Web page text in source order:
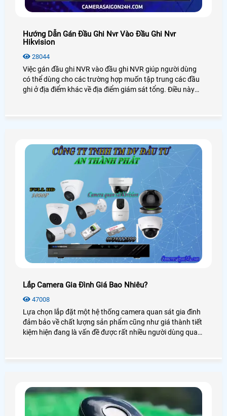
Hướng Dẫn Gán Đầu Ghi Nvr Vào Đầu Ghi Nvr
Hikvision
28044
Việc gán đầu ghi NVR vào đầu ghi NVR giúp người dùng
có thể dùng cho các trường hợp muốn tập trung các đầu
ghi ở địa điểm khác về địa điểm giám sát tổng. Điều này
Lắp Camera Gia Đình Giá Bao Nhiêu?
47008
Lựa chọn lắp đặt một hệ thống camera quan sát gia đình
đảm bảo về chất lượng sản phẩm cũng như giá thành tiết
kiệm hiện đang là vấn đề được rất nhiều người dùng quan